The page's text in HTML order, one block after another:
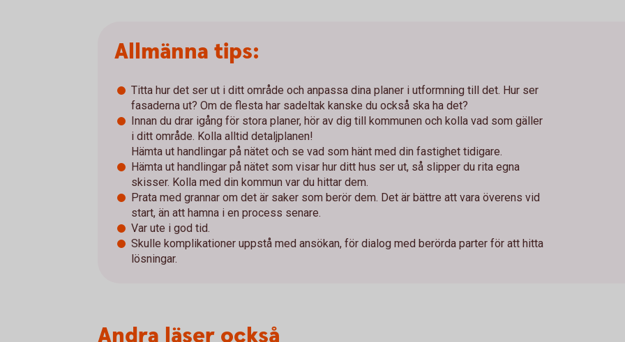
Allmänna tips:
Titta hur det ser ut i ditt område och anpassa dina planer i utformning till det. Hur ser
fasaderna ut? Om de flesta har sadeltak kanske du också ska ha det?
Innan du drar igång för stora planer, hör av dig till kommunen och kolla vad som gäller
i ditt område. Kolla alltid detaljplanen!
Hämta ut handlingar på nätet och se vad som hänt med din fastighet tidigare.
Hämta ut handlingar på nätet som visar hur ditt hus ser ut, så slipper du rita egna
skisser. Kolla med din kommun var du hittar dem.
Prata med grannar om det är saker som berör dem. Det är bättre att vara överens vid
start, än att hamna i en process senare.
Var ute i god tid.
Skulle komplikationer uppstå med ansökan, för dialog med berörda parter för att hitta
lösningar.